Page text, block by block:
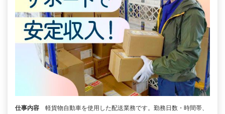
仕事内容
軽貨物自動車を使用した配送業務です。勤務日数・時間帯、